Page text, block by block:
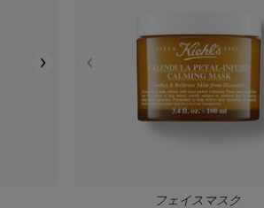
フェイスマスク